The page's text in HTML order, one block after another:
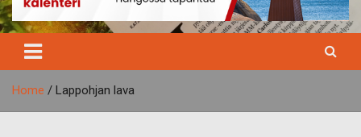
Home Lappohjan lava